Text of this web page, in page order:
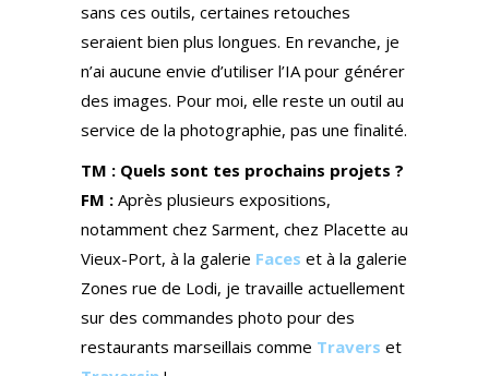
sans ces outils, certaines retouches
seraient bien plus longues. En revanche, je
n’ai aucune envie d’utiliser l’IA pour générer
des images. Pour moi, elle reste un outil au
service de la photographie, pas une finalité.
TM : Quels sont tes prochains projets ?
FM : Après plusieurs expositions,
notamment chez Sarment, chez Placette au
Vieux-Port, à la galerie Faces et à la galerie
Zones rue de Lodi, je travaille actuellement
sur des commandes photo pour des
restaurants marseillais comme Travers et